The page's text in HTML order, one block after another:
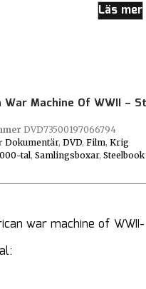
War Machine Of WWII –
DVD73500197066794
Dokumentär, DVD, Film, Krig
tal, Samlingsboxar, Steelbook
war machine of
Läs mer